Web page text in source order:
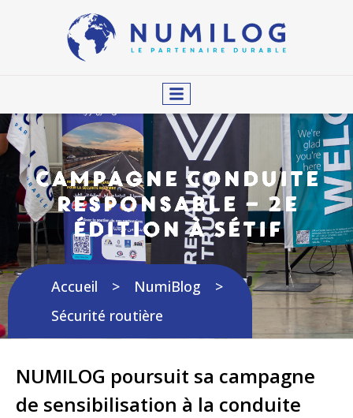
Campagne Conduite
Responsable – 2e
édition à Sétif
Accueil
NumiBlog
Sécurité routière
NUMILOG poursuit sa campagne
de sensibilisation à la conduite